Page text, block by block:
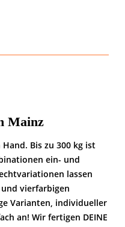
Mainz
Bis zu 300 kg ist
ein- und
lassen
vierfarbigen
Varianten, individueller
an! Wir fertigen DEINE